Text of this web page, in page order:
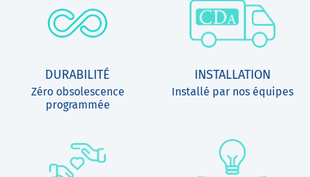
DURABILITÉ
Zéro obsolescence
programmée
INSTALLATION
Installé par nos équipes